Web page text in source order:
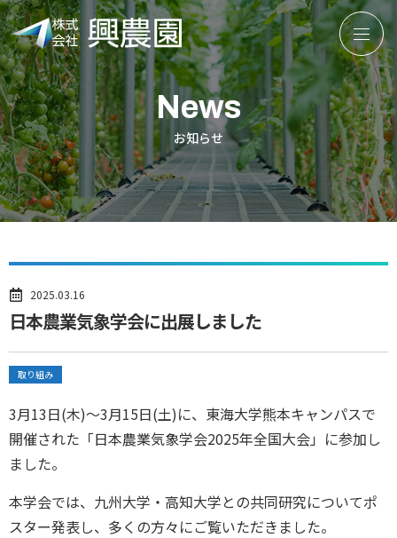
株
式
会
社
興
農
園
News
お知らせ
2025.03.16
日本農業気象学会に出展しました
取り組み
3月13日(木)～3月15日(土)に、東海大学熊本キャンパスで
開催された「日本農業気象学会2025年全国大会」に参加し
ました。
本学会では、九州大学・高知大学との共同研究についてポ
スター発表し、多くの方々にご覧いただきました。